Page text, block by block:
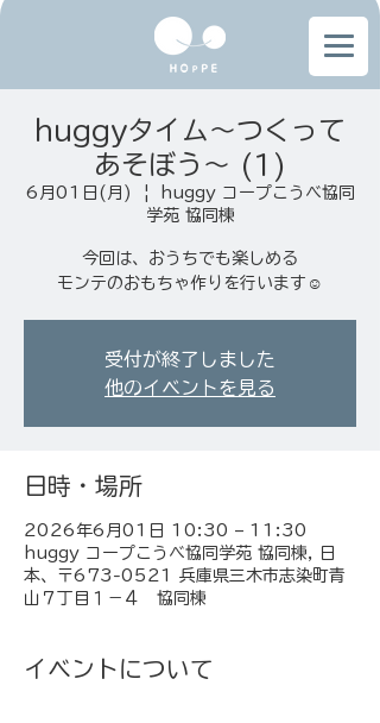
huggyタイム～つくって
あそぼう～ (1)
6月01日(月)
  |
huggy コープこうべ協同
学苑 協同棟
今回は、おうちでも楽しめる
モンテのおもちゃ作りを行います☺️
受付が終了しました
他のイベントを見る
日時・場所
2026年6月01日 10:30 – 11:30
huggy コープこうべ協同学苑 協同棟, 日
本、〒673-0521 兵庫県三木市志染町青
山７丁目１−４ 協同棟
イベントについて